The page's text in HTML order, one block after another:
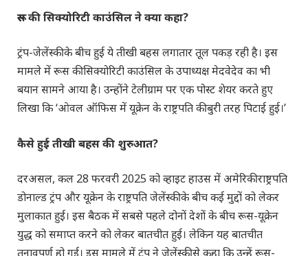
रूस की सिक्योरिटी काउंसिल ने क्या कहा?
ट्रंप-जेलेंस्की के बीच हुई ये तीखी बहस लगातार तूल पकड़ रही है। इस
मामले में रूस की सिक्योरिटी काउंसिल के उपाध्यक्ष मेदवेदेव का भी
बयान सामने आया है। उन्होंने टेलीग्राम पर एक पोस्ट शेयर करते हुए
लिखा कि ‘ओवल ऑफिस में यूक्रेन के राष्ट्रपति की बुरी तरह पिटाई हुई।’
कैसे हुई तीखी बहस की शुरुआत?
दरअसल, कल 28 फरवरी 2025 को व्हाइट हाउस में अमेरिकी राष्ट्रपति
डोनाल्ड ट्रंप और यूक्रेन के राष्ट्रपति जेलेंस्की के बीच कई मुद्दों को लेकर
मुलाकात हुई। इस बैठक में सबसे पहले दोनों देशों के बीच रूस-यूक्रेन
युद्ध को समाप्त करने को लेकर बातचीत हुई। लेकिन यह बातचीत
तनावपूर्ण हो गई। इस मामले में ट्रंप ने जेलेंस्की से कहा कि उन्हें रूस-